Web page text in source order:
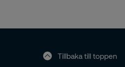
Tillbaka till toppen